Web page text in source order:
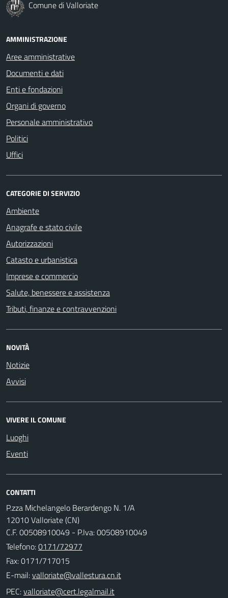
Comune di Valloriate
AMMINISTRAZIONE
Aree amministrative
Documenti e dati
Enti e fondazioni
Organi di governo
Personale amministrativo
Politici
Uffici
CATEGORIE DI SERVIZIO
Ambiente
Anagrafe e stato civile
Autorizzazioni
Catasto e urbanistica
Imprese e commercio
Salute, benessere e assistenza
Tributi, finanze e contravvenzioni
NOVITÀ
Notizie
Avvisi
VIVERE IL COMUNE
Luoghi
Eventi
CONTATTI
P.zza Michelangelo Berardengo N. 1/A
12010 Valloriate (CN)
C.F. 00508910049 - P.Iva: 00508910049
Telefono:0171/72977
Fax: 0171/717015
E-mail:
PEC: